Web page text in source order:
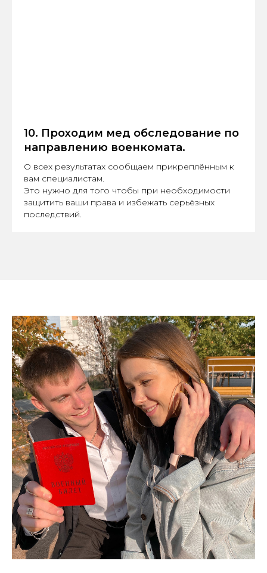
10. Проходим мед обследование по
направлению военкомата.
О всех результатах сообщаем прикреплённым к
вам специалистам.
Это нужно для того чтобы при необходимости
защитить ваши права и избежать серьёзных
последствий.